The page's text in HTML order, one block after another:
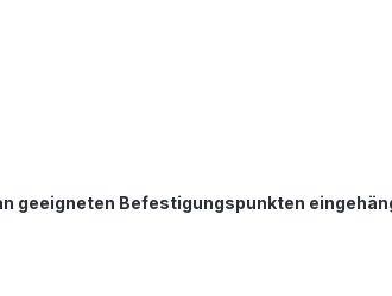
geeigneten Befestigungspunkten